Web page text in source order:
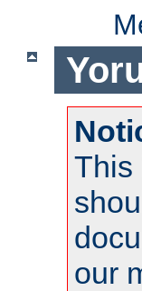
This
our